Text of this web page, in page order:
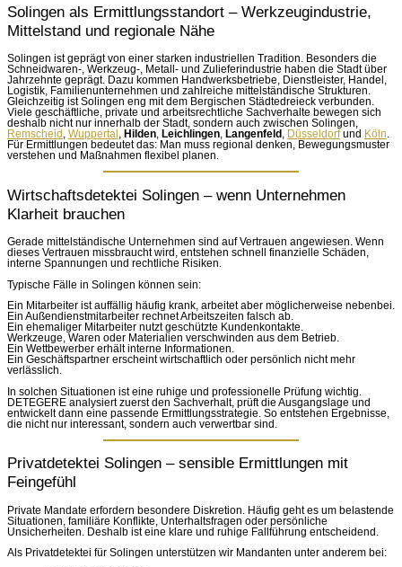
Solingen als Ermittlungsstandort – Werkzeugindustrie,
Mittelstand und regionale Nähe
Solingen ist geprägt von einer starken industriellen Tradition. Besonders die
Schneidwaren-, Werkzeug-, Metall- und Zulieferindustrie haben die Stadt über
Jahrzehnte geprägt. Dazu kommen Handwerksbetriebe, Dienstleister, Handel,
Logistik, Familienunternehmen und zahlreiche mittelständische Strukturen.
Gleichzeitig ist Solingen eng mit dem Bergischen Städtedreieck verbunden.
Viele geschäftliche, private und arbeitsrechtliche Sachverhalte bewegen sich
deshalb nicht nur innerhalb der Stadt, sondern auch zwischen Solingen,
Remscheid
Wuppertal Hilden Leichlingen Langenfeld Düsseldorfund Köln
Für Ermittlungen bedeutet das: Man muss regional denken, Bewegungsmuster
verstehen und Maßnahmen flexibel planen.
Wirtschaftsdetektei Solingen – wenn Unternehmen
Klarheit brauchen
Gerade mittelständische Unternehmen sind auf Vertrauen angewiesen. Wenn
dieses Vertrauen missbraucht wird, entstehen schnell finanzielle Schäden,
interne Spannungen und rechtliche Risiken.
Typische Fälle in Solingen können sein:
Ein Mitarbeiter ist auffällig häufig krank, arbeitet aber möglicherweise nebenbei.
Ein Außendienstmitarbeiter rechnet Arbeitszeiten falsch ab.
Ein ehemaliger Mitarbeiter nutzt geschützte Kundenkontakte.
Werkzeuge, Waren oder Materialien verschwinden aus dem Betrieb.
Ein Wettbewerber erhält interne Informationen.
Ein Geschäftspartner erscheint wirtschaftlich oder persönlich nicht mehr
verlässlich.
In solchen Situationen ist eine ruhige und professionelle Prüfung wichtig.
DETEGERE analysiert zuerst den Sachverhalt, prüft die Ausgangslage und
entwickelt dann eine passende Ermittlungsstrategie. So entstehen Ergebnisse,
die nicht nur interessant, sondern auch verwertbar sind.
Privatdetektei Solingen – sensible Ermittlungen mit
Feingefühl
Private Mandate erfordern besondere Diskretion. Häufig geht es um belastende
Situationen, familiäre Konflikte, Unterhaltsfragen oder persönliche
Unsicherheiten. Deshalb ist eine klare und ruhige Fallführung entscheidend.
Als Privatdetektei für Solingen unterstützen wir Mandanten unter anderem bei: